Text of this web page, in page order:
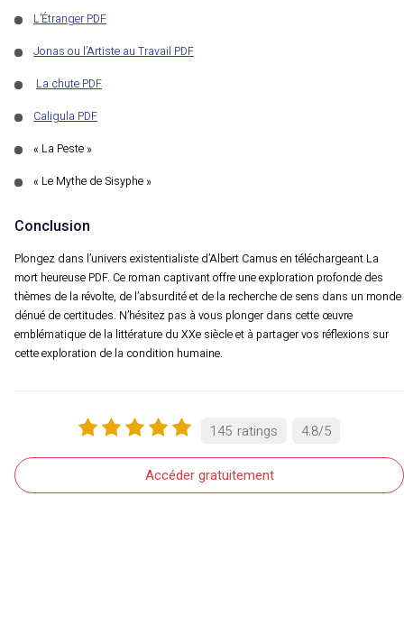
L’Étranger PDF
Jonas ou l’Artiste au Travail PDF
La chute PDF
Caligula PDF
« La Peste »
« Le Mythe de Sisyphe »
Conclusion
Plongez dans l’univers existentialiste d’Albert Camus en téléchargeant La
mort heureuse PDF. Ce roman captivant offre une exploration profonde des
thèmes de la révolte, de l’absurdité et de la recherche de sens dans un monde
dénué de certitudes. N’hésitez pas à vous plonger dans cette œuvre
emblématique de la littérature du XXe siècle et à partager vos réflexions sur
cette exploration de la condition humaine.
Accéder gratuitement
4.8/5
145 ratings